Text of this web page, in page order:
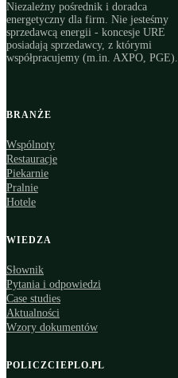
Niezależny pośrednik i doradca
energetyczny dla firm. Nie jesteśmy
sprzedawcą energii - koncesje URE
posiadają sprzedawcy, z którymi
współpracujemy (m.in. AXPO, PGE).
BRANŻE
Wspólnoty
Restauracje
Piekarnie
Pralnie
Hotele
WIEDZA
Słownik
Pytania i odpowiedzi
Case studies
Aktualności
Wzory dokumentów
POLICZCIEPLO.PL